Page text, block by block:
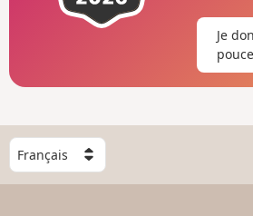
Je
pouce
C
h
o